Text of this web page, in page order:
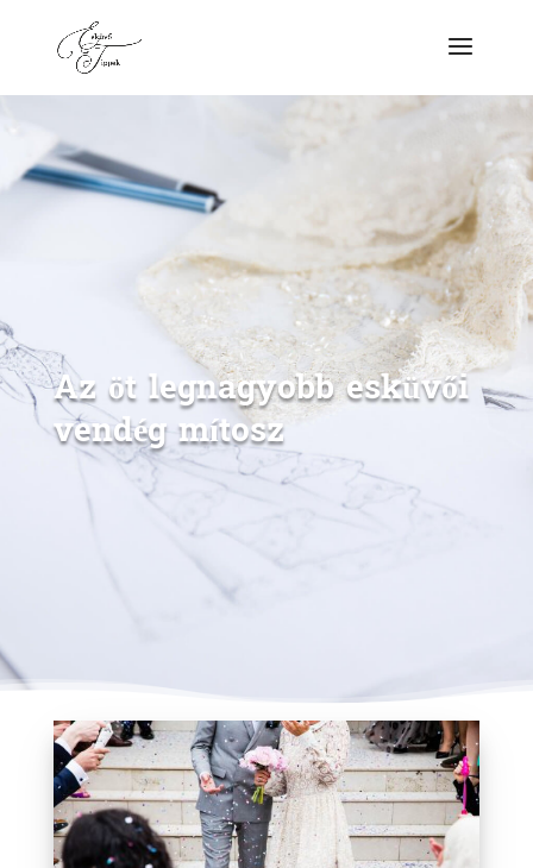
Az öt legnagyobb esküvői
vendég mítosz